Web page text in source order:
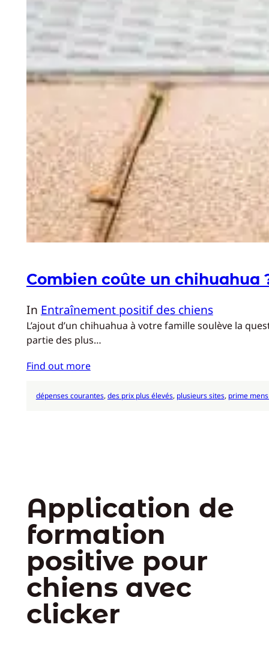
Combien coûte un chihuahua
In Entraînement positif des chiens
L’ajout d’un chihuahua à votre famille soulève la
partie des plus…
Find out more
dépenses courantes, des prix plus élevés, plusieurs sites, prime
Application de
formation
positive pour
chiens avec
clicker